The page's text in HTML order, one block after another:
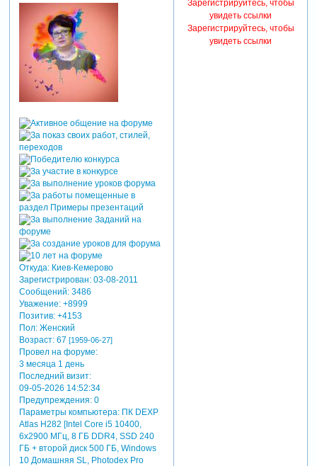
Откуда:Киев-Кемерово
Зарегистрирован: 03-08-2011
Сообщений:3486
Уважение: +8999
Позитив: +4153
Пол:Женский
Возраст:67 [1959-06-27]
Провел на форуме:
3 месяца 1 день
Последний визит:
09-05-2026 14:52:34
Предупреждения:0
Параметры компьютера:ПК DEXP
Atlas H282 [Intel Core i5 10400,
6x2900 МГц, 8 ГБ DDR4, SSD 240
ГБ + второй диск 500 ГБ, Windows
10 Домашняя SL, Photodex Pro
Зарегистрируйтесь, чтобы
увидеть ссылки
Зарегистрируйтесь, чтобы
увидеть ссылки